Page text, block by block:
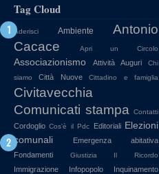
Tag Cloud
Aderisci Ambiente
Antonio
Cacace
Apri un Circolo
Associazionismo Attività Auguri
Chi
siamo
Città Nuove Cittadino e famiglia
Civitavecchia
Comunicati stampa
Contatti
Cordoglio Cos'è il Pdc Editoriali Elezioni
comunali
Emergenza abitativa
Fondamenti
Giustizia Il Ricordo
Immigrazione Infopopolo
Inquinamento